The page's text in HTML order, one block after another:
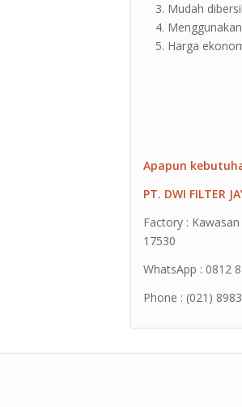
Mudah
Harga
Apapun
PT. DWI FILTER
Factory :
17530
WhatsApp : 0812
Phone : (021)